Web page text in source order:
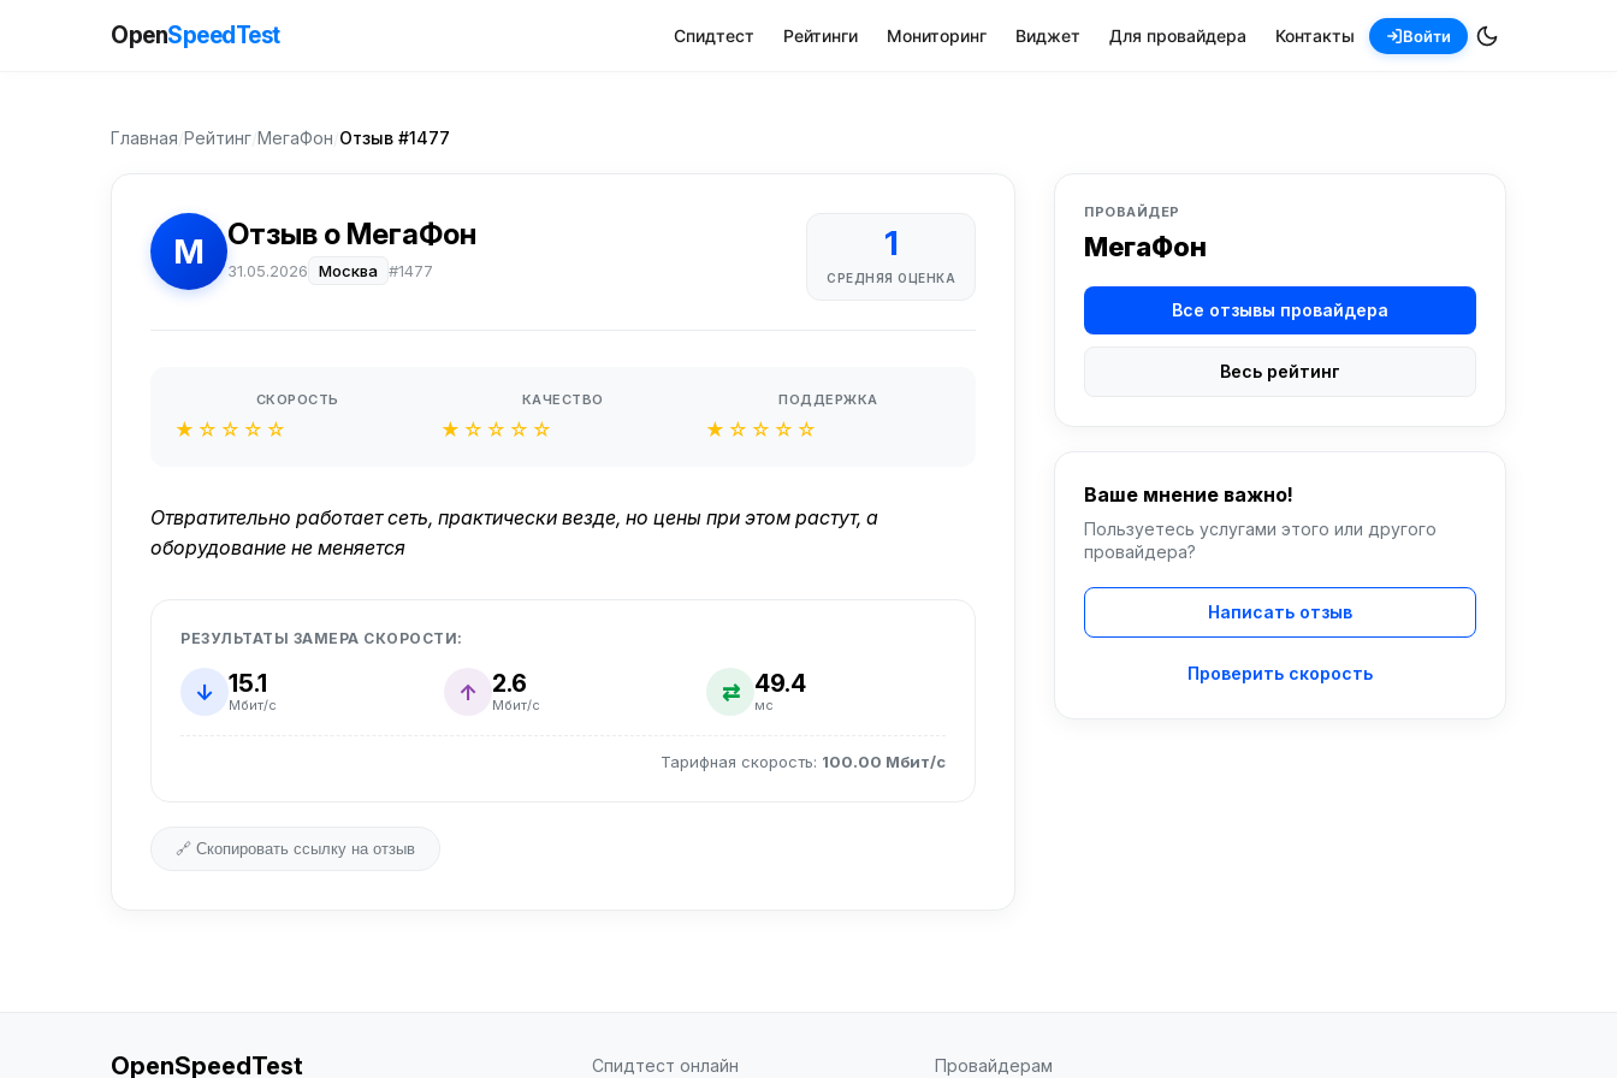
OpenSpeedTest Спидтест Рейтинги Мониторинг Виджет Для провайдера Контакты Войти
Главная Рейтинг МегаФон Отзыв #1477
М Отзыв о МегаФон
31.05.2026 Москва #1477
1
СРЕДНЯЯ ОЦЕНКА
СКОРОСТЬ
★☆☆☆☆
КАЧЕСТВО
★☆☆☆☆
ПОДДЕРЖКА
★☆☆☆☆
Отвратительно работает сеть, практически везде, но цены при этом растут, а
оборудование не меняется
РЕЗУЛЬТАТЫ ЗАМЕРА СКОРОСТИ:
↓ 15.1
Мбит/с ↑ 2.6
Мбит/с ⇄ 49.4
мс
Тарифная скорость: 100.00 Мбит/с
🔗 Скопировать ссылку на отзыв
ПРОВАЙДЕР
МегаФон
Все отзывы провайдера
Весь рейтинг
Ваше мнение важно!
Пользуетесь услугами этого или другого
провайдера?
Написать отзыв
Проверить скорость
OpenSpeedTest Спидтест онлайн Провайдерам